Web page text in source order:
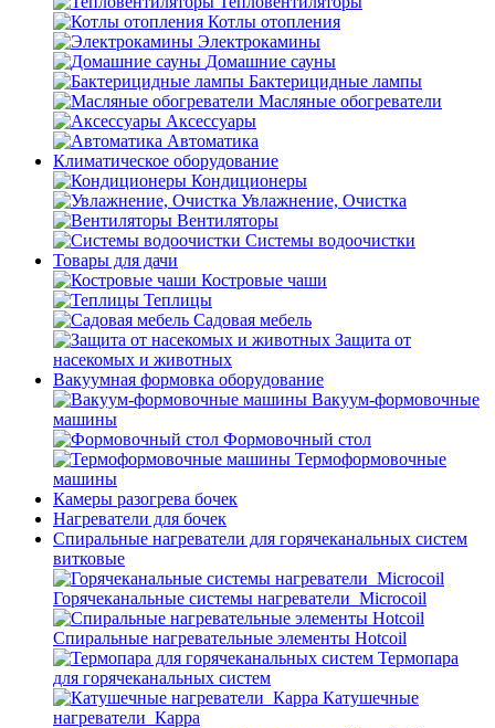
Котлы отопления
Электрокамины
Домашние сауны
Бактерицидные лампы
Масляные обогреватели
Аксессуары
Автоматика
Климатическое оборудование
Кондиционеры
Увлажнение, Очистка
Вентиляторы
Системы водоочистки
Товары для дачи
Костровые чаши
Теплицы
Садовая мебель
Защита от
насекомых и животных
Вакуумная формовка оборудование
Вакуум-формовочные
машины
Формовочный стол
Термоформовочные
машины
Камеры разогрева бочек
Нагреватели для бочек
Спиральные нагреватели для горячеканальных систем
витковые
Горячеканальные системы нагреватели_Microcoil
Спиральные нагревательные элементы Hotcoil
Термопара
для горячеканальных систем
Катушечные
нагреватели_Карра